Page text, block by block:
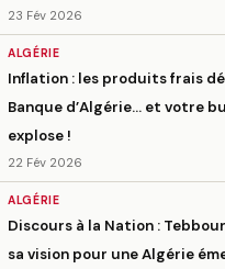
23 Fév 2026
ALGÉRIE
Inflation : les produits frais
Banque d’Algérie… et votre
explose !
22 Fév 2026
ALGÉRIE
Discours à la Nation :
sa vision pour une Algérie